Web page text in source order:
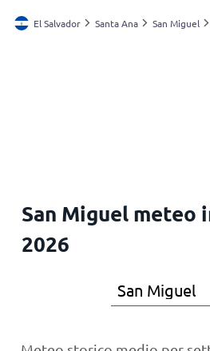
Svizzera
El Salvador Santa Ana San Miguel
San Miguel meteo
2026